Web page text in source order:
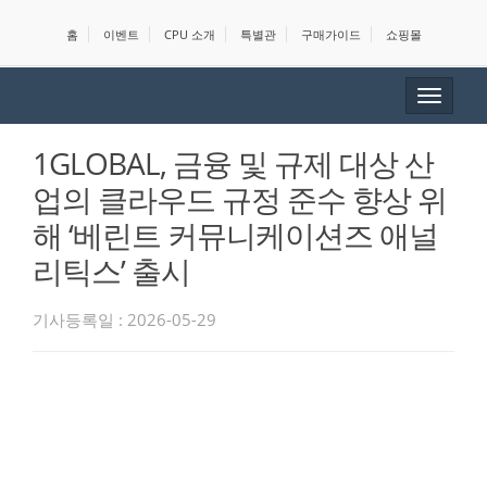
홈 이벤트 CPU 소개 특별관 구매가이드 쇼핑몰
Toggle
1GLOBAL, 금융 및 규제 대상 산
업의 클라우드 규정 준수 향상 위
해 ‘베린트 커뮤니케이션즈 애널
리틱스’ 출시
기사등록일 : 2026-05-29